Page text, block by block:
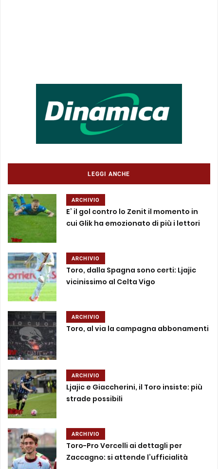
LEGGI ANCHE
ARCHIVIO
E’ il gol contro lo Zenit il momento in
cui Glik ha emozionato di più i lettori
ARCHIVIO
Toro, dalla Spagna sono certi: Ljajic
vicinissimo al Celta Vigo
ARCHIVIO
Toro, al via la campagna abbonamenti
ARCHIVIO
Ljajic e Giaccherini, il Toro insiste: più
strade possibili
ARCHIVIO
Toro-Pro Vercelli ai dettagli per
Zaccagno: si attende l’ufficialità